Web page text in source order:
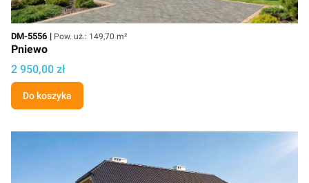
Kod
DM-5556 Powierzchnia użytkowa
Pow. uż.: 149,70 m²
Pniewo
Cena
2 950,00 zł
Do koszyka